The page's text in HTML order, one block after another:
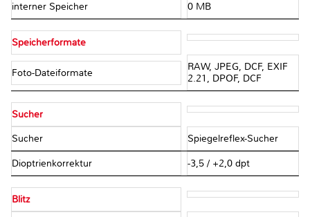
interner Speicher 0 MB
Speicherformate
Foto-Dateiformate
RAW, JPEG, DCF, EXIF
2.21, DPOF, DCF
Sucher
Sucher Spiegelreflex-Sucher
Dioptrienkorrektur -3,5 / +2,0 dpt
Blitz